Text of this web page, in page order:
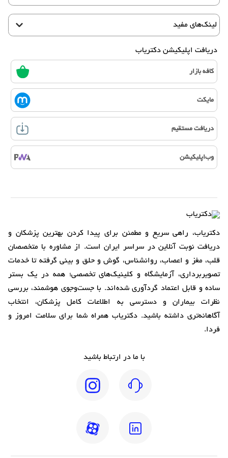
لینک‌های مفید
دریافت اپلیکیشن دکتریاب
کافه بازار
مایکت
دریافت مستقیم
وب‌اپلیکیشن
دکتریاب، راهی سریع و مطمئن برای پیدا کردن بهترین پزشکان و
دریافت نوبت آنلاین در سراسر ایران است. از مشاوره با متخصصان
قلب، مغز و اعصاب، روانشناس، گوش و حلق و بینی گرفته تا خدمات
تصویربرداری، آزمایشگاه و کلینیک‌های تخصصی؛ همه در یک بستر
ساده و قابل اعتماد گردآوری شده‌اند. با جست‌وجوی هوشمند، بررسی
نظرات بیماران و دسترسی به اطلاعات کامل پزشکان، انتخاب
آگاهانه‌تری داشته باشید. دکتریاب همراه شما برای سلامت امروز و
فردا.
با ما در ارتباط باشید